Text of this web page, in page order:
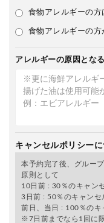
食物アレルギーの方
食物アレルギーの方
アレルギーの原因とな
キャンセルポリシーに
本予約完了後、グルー
原則として
10日前 : 30％のキャン
3日前 : 50％のキャンセ
前日、当日 : 100％のキ
※7日前までなら1回に